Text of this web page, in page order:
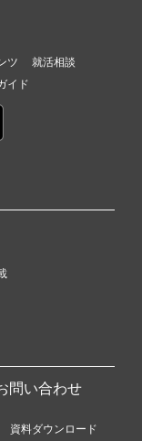
ツ
就活相談
イド
問い合わせ
資料ダウンロード